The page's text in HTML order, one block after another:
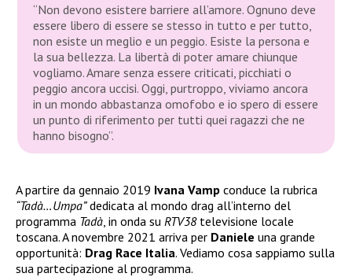
“Non devono esistere barriere all’amore. Ognuno deve
essere libero di essere se stesso in tutto e per tutto,
non esiste un meglio e un peggio. Esiste la persona e
la sua bellezza. La libertà di poter amare chiunque
vogliamo. Amare senza essere criticati, picchiati o
peggio ancora uccisi. Oggi, purtroppo, viviamo ancora
in un mondo abbastanza omofobo e io spero di essere
un punto di riferimento per tutti quei ragazzi che ne
hanno bisogno”.
A partire da gennaio 2019 Ivana Vamp conduce la rubrica
“Tadà…Umpa”dedicata al mondo drag all’interno del
programma Tadà , in onda su RTV38televisione locale
toscana. A novembre 2021 arriva per Daniele una grande
opportunità: Drag Race Italia. Vediamo cosa sappiamo sulla
sua partecipazione al programma.